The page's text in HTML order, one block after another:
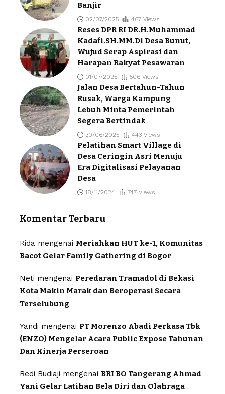
Banjir
02/07/2025 467 Views
Reses DPR RI DR.H.Muhammad
Kadafi.SH.MM.Di Desa Bunut,
Wujud Serap Aspirasi dan
Harapan Rakyat Pesawaran
01/07/2025 506 Views
Jalan Desa Bertahun-Tahun
Rusak, Warga Kampung
Lebuh Minta Pemerintah
Segera Bertindak
30/06/2025 443 Views
Pelatihan Smart Village di
Desa Ceringin Asri Menuju
Era Digitalisasi Pelayanan
Desa
18/11/2024 747 Views
Komentar Terbaru
Rida mengenai Meriahkan HUT ke-1, Komunitas
Bacot Gelar Family Gathering di Bogor
Neti mengenai Peredaran Tramadol di Bekasi
Kota Makin Marak dan Beroperasi Secara
Terselubung
Yandi mengenai PT Morenzo Abadi Perkasa Tbk
(ENZO) Mengelar Acara Public Expose Tahunan
Dan Kinerja Perseroan
Redi Budiaji mengenai BRI BO Tangerang Ahmad
Yani Gelar Latihan Bela Diri dan Olahraga